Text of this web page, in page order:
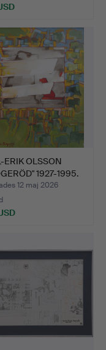
ERIK OLSSON
1927-1995.
12 maj 2026